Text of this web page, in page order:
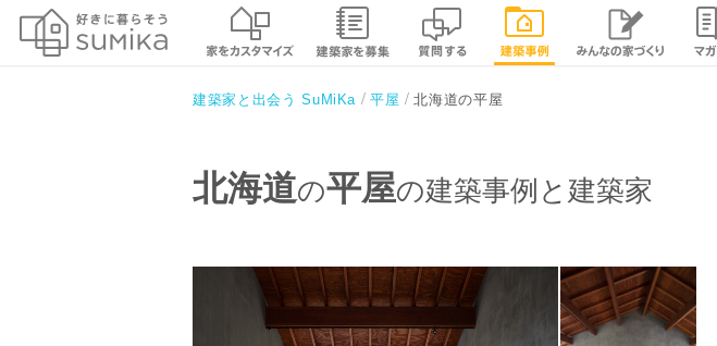
建築家と出会う SuMiKa 平屋 北海道の平屋
北海道の平屋の建築事例と建築家